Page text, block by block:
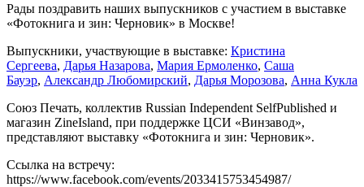
Рады поздравить наших выпускников с участием в выставке
«Фотокнига и зин: Черновик» в Москве!
Выпускники, участвующие в выставке: Кристина
Сергеева, Дарья Назарова, Мария Ермоленко, Саша
Бауэр, Александр Любомирский, Дарья Морозова, Анна Кукла
Союз Печать, коллектив Russian Independent SelfPublished и
магазин ZineIsland, при поддержке ЦСИ «Винзавод»,
представляют выставку «Фотокнига и зин: Черновик».
Ссылка на встречу:
https://www.facebook.com/events/2033415753454987/